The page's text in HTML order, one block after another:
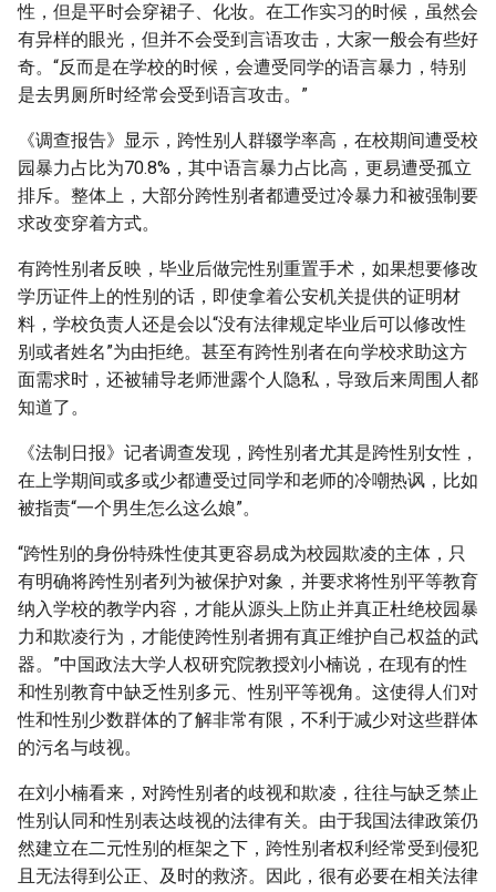
性，但是平时会穿裙子、化妆。在工作实习的时候，虽然会
有异样的眼光，但并不会受到言语攻击，大家一般会有些好
奇。“反而是在学校的时候，会遭受同学的语言暴力，特别
是去男厕所时经常会受到语言攻击。”
《调查报告》显示，跨性别人群辍学率高，在校期间遭受校
园暴力占比为70.8%，其中语言暴力占比高，更易遭受孤立
排斥。整体上，大部分跨性别者都遭受过冷暴力和被强制要
求改变穿着方式。
有跨性别者反映，毕业后做完性别重置手术，如果想要修改
学历证件上的性别的话，即使拿着公安机关提供的证明材
料，学校负责人还是会以“没有法律规定毕业后可以修改性
别或者姓名”为由拒绝。甚至有跨性别者在向学校求助这方
面需求时，还被辅导老师泄露个人隐私，导致后来周围人都
知道了。
《法制日报》记者调查发现，跨性别者尤其是跨性别女性，
在上学期间或多或少都遭受过同学和老师的冷嘲热讽，比如
被指责“一个男生怎么这么娘”。
“跨性别的身份特殊性使其更容易成为校园欺凌的主体，只
有明确将跨性别者列为被保护对象，并要求将性别平等教育
纳入学校的教学内容，才能从源头上防止并真正杜绝校园暴
力和欺凌行为，才能使跨性别者拥有真正维护自己权益的武
器。”中国政法大学人权研究院教授刘小楠说，在现有的性
和性别教育中缺乏性别多元、性别平等视角。这使得人们对
性和性别少数群体的了解非常有限，不利于减少对这些群体
的污名与歧视。
在刘小楠看来，对跨性别者的歧视和欺凌，往往与缺乏禁止
性别认同和性别表达歧视的法律有关。由于我国法律政策仍
然建立在二元性别的框架之下，跨性别者权利经常受到侵犯
且无法得到公正、及时的救济。因此，很有必要在相关法律